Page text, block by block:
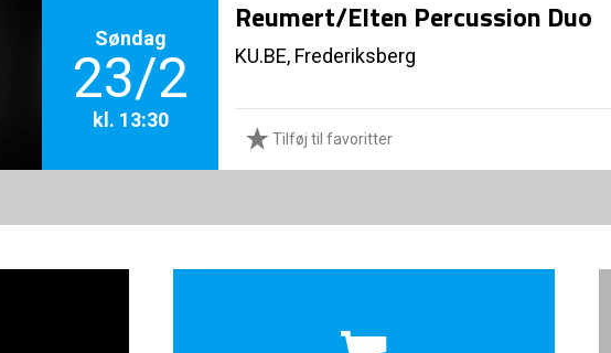
Søndag
23/2
kl. 13:30
Reumert/Elten Percussion Duo
KU.BE, Frederiksberg
Tilføj til favoritter